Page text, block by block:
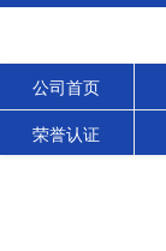
公司首页
荣誉认证